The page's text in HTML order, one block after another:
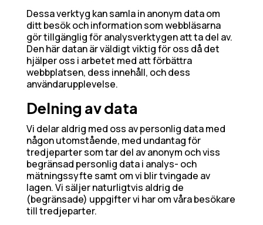
Dessa verktyg kan samla in anonym data om
ditt besök och information som webbläsarna
gör tillgänglig för analysverktygen att ta del av.
Den här datan är väldigt viktig för oss då det
hjälper oss i arbetet med att förbättra
webbplatsen, dess innehåll, och dess
användarupplevelse.
Delning av data
Vi delar aldrig med oss av personlig data med
någon utomstående, med undantag för
tredjeparter som tar del av anonym och viss
begränsad personlig data i analys- och
mätningssyfte samt om vi blir tvingade av
lagen. Vi säljer naturligtvis aldrig de
(begränsade) uppgifter vi har om våra besökare
till tredjeparter.